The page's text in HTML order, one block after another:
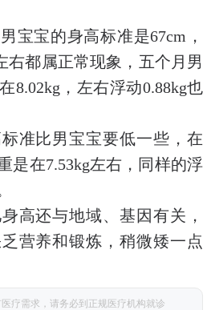
宝宝的身高标准是67cm，
右都属正常现象，五个月男
8.02kg，左右浮动0.88kg也
准比男宝宝要低一些，在
是在7.53kg左右，同样的浮
高还与地域、基因有关，
营养和锻炼，稍微矮一点
疗需求，请务必到正规医疗机构就诊